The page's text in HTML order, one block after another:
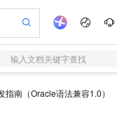
输入文档关键字查找
指南（Oracle语法兼容1.0）
平台百炼
一站式生成采购清单，支持单品或批量购买
计划